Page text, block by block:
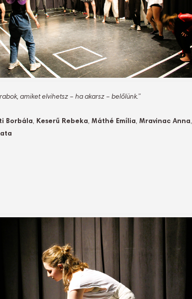
amiket elvihetsz – ha akarsz – belőlünk.”
Borbála, Keserű Rebeka, Máthé Emília, Mravinac Anna,